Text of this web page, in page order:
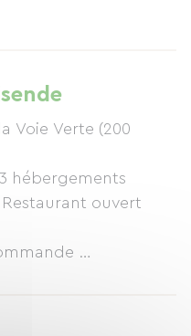
Verte (200
hébergements
ouvert